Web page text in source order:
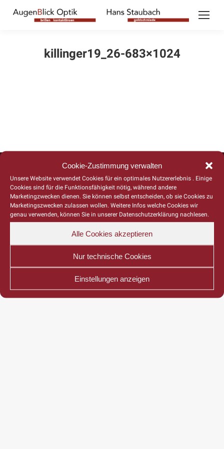
Cookie-Zustimmung verwalten
Unsere Website verwendet Cookies für ein optimales Nutzererlebnis . Einige
Cookies sind für die Funktionsfähigkeit nötig, während andere
Marketingzwecken dienen. Sie können selbst entscheiden, ob sie Cookies zu
Marketingszwecken zulassen wollen. Weitere Infos welche Cookies wir
genau verwenden, können Sie in unserer Datenschutzerklärung nachlesen.
Alle Cookies akzeptieren
Nur technische Cookies
Einstellungen anzeigen
killinger19_26-683×1024
Copyright 2026 © AugenBlick Optik Triller und Hans Staubach Goldschmiede